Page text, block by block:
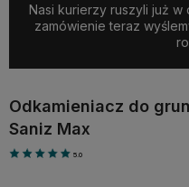
Nasi kurierzy ruszyli już w
zamówienie teraz
Odkamieniacz do
Saniz Max
5.0